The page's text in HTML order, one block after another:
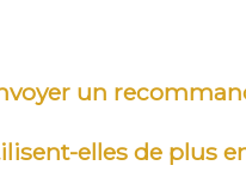
un
elles de plus